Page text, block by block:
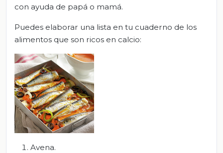
con ayuda de papá o mamá.
Puedes elaborar una lista en tu cuaderno de los
alimentos que son ricos en calcio:
Avena.